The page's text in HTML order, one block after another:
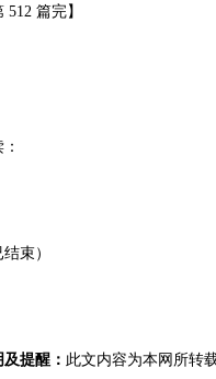
512 篇完】
结束）
提醒： 此文内容为本网所转